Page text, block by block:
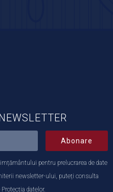
Abonare
pentru prelucrarea de date
newsletter-ului, puteți consulta
datelor.